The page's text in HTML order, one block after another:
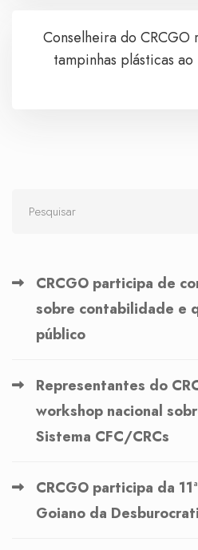
Conselheira do CRCGO
tampinhas plásticas
CRCGO participa de
sobre contabilidade e
público
Representantes do
workshop nacional
Sistema CFC/CRCs
CRCGO participa da
Goiano da